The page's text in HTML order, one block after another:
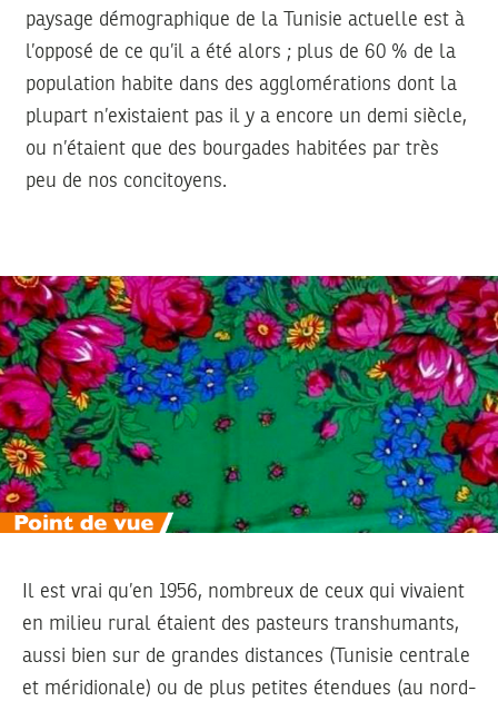
paysage démographique de la Tunisie actuelle est à
l’opposé de ce qu’il a été alors ; plus de 60 % de la
population habite dans des agglomérations dont la
plupart n’existaient pas il y a encore un demi siècle,
ou n’étaient que des bourgades habitées par très
peu de nos concitoyens.
Il est vrai qu’en 1956, nombreux de ceux qui vivaient
en milieu rural étaient des pasteurs transhumants,
aussi bien sur de grandes distances (Tunisie centrale
et méridionale) ou de plus petites étendues (au nord-